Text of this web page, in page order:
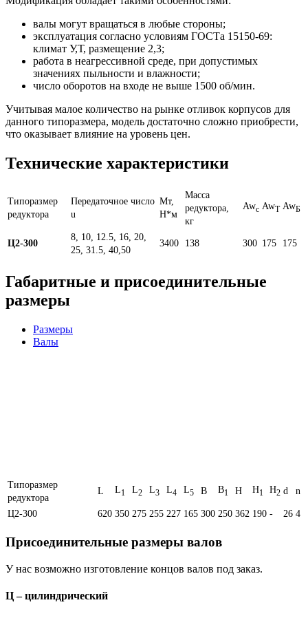
валы могут вращаться в любые стороны;
эксплуатация согласно условиям ГОСТа 15150-69:
климат У,Т, размещение 2,3;
работа в неагрессивной среде, при допустимых
значениях пыльности и влажности;
число оборотов на входе не выше 1500 об/мин.
Учитывая малое количество на рынке отливок корпусов для
данного типоразмера, модель достаточно сложно приобрести,
что оказывает влияние на уровень цен.
Технические характеристики
Типоразмер
редуктора
Передаточное число
u
Мт,
Н*м
Масса
редуктора,
кг
Awc AwT AwБ
Ц2-300
8, 10, 12.5, 16, 20,
25, 31.5, 40,50
3400 138 300 175 175
Габаритные и присоединительные
размеры
Размеры
Валы
Типоразмер
редуктора
L L1 L2 L3 L4 L5 B B1 H H1 H2 d n
Ц2-300 620 350 275 255 227 165 300 250 362 190 - 26 4
Присоединительные размеры валов
У нас возможно изготовление концов валов под заказ.
Ц – цилиндрический